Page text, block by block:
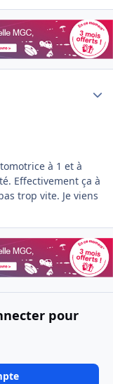
à 1 et à
Effectivement ça à
trop vite. Je viens
pour